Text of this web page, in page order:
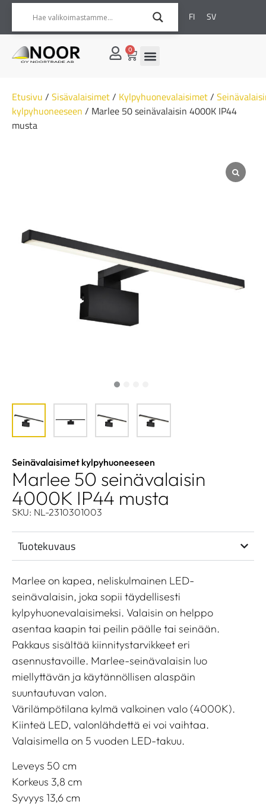
FI SV
0
Etusivu / Sisävalaisimet/ Kylpyhuonevalaisimet/
kylpyhuoneeseen / Marlee 50 seinävalaisin 4000K IP44
musta
Seinävalaisimet kylpyhuoneeseen
Marlee 50 seinävalaisin
4000K IP44 musta
SKU: NL-2310301003
Tuotekuvaus
Marlee on kapea, neliskulmainen LED-
seinävalaisin, joka sopii täydellisesti
kylpyhuonevalaisimeksi. Valaisin on helppo
asentaa kaapin tai peilin päälle tai seinään.
Pakkaus sisältää kiinnitystarvikkeet eri
asennustavoille. Marlee-seinävalaisin luo
miellyttävän ja käytännöllisen alaspäin
suuntautuvan valon.
Värilämpötilana kylmä valkoinen valo (4000K).
Kiinteä LED, valonlähdettä ei voi vaihtaa.
Valaisimella on 5 vuoden LED-takuu.
Leveys 50 cm
Korkeus 3,8 cm
Syvyys 13,6 cm